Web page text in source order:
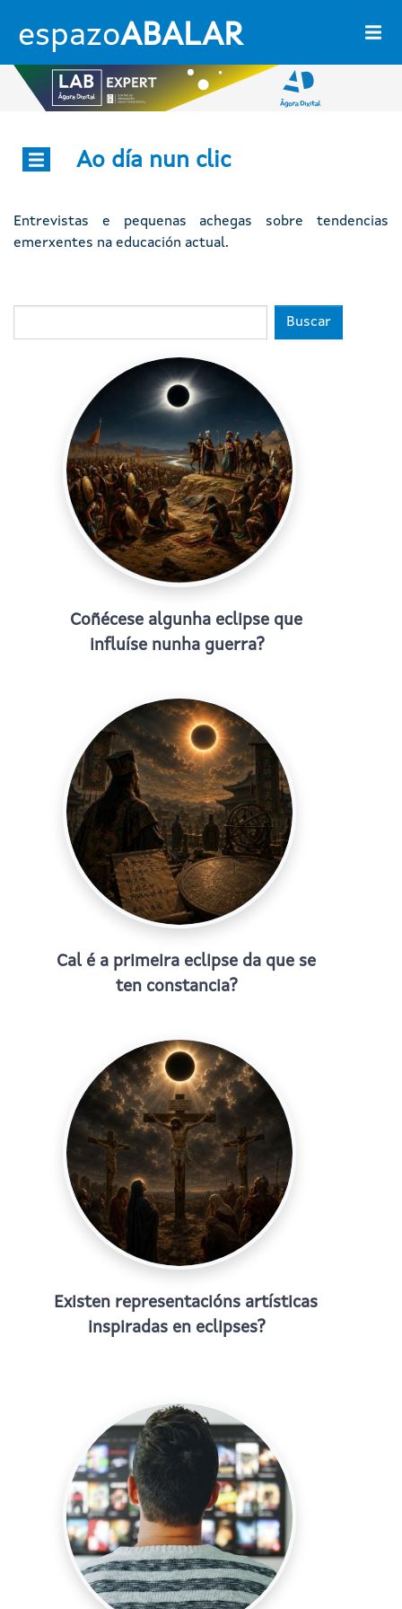
espazoABALAR
Ao día nun clic
Entrevistas e pequenas achegas sobre tendencias
emerxentes na educación actual.
Coñécese algunha eclipse que
influíse nunha guerra?
Cal é a primeira eclipse da que se
ten constancia?
Existen representacións artísticas
inspiradas en eclipses?